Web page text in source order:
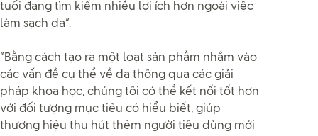
tuổi đang tìm kiếm nhiều lợi ích hơn ngoài việc
làm sạch da”.
“Bằng cách tạo ra một loạt sản phẩm nhắm vào
các vấn đề cụ thể về da thông qua các giải
pháp khoa học, chúng tôi có thể kết nối tốt hơn
với đối tượng mục tiêu có hiểu biết, giúp
thương hiệu thu hút thêm người tiêu dùng mới